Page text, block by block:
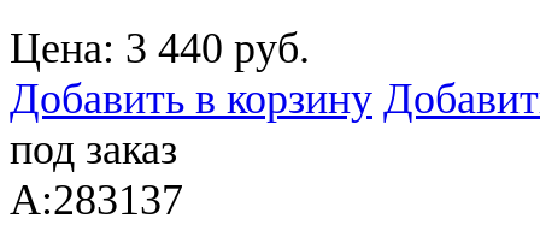
Цена: 3 440 руб.
Добавить в корзину
под заказ
A:283137